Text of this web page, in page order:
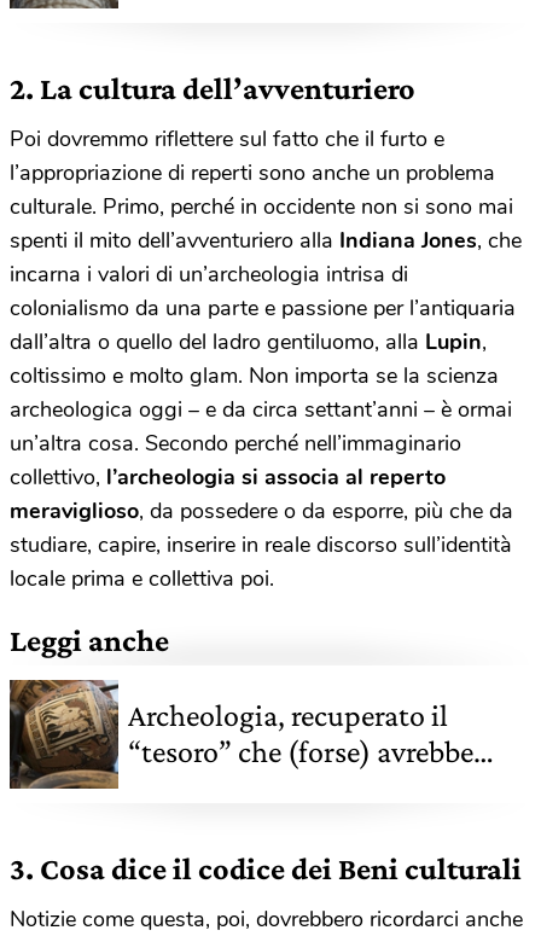
2. La cultura dell’avventuriero
Poi dovremmo riflettere sul fatto che il furto e
l’appropriazione di reperti sono anche un problema
culturale. Primo, perché in occidente non si sono mai
spenti il mito dell’avventuriero alla Indiana Jones, che
incarna i valori di un’archeologia intrisa di
colonialismo da una parte e passione per l’antiquaria
dall’altra o quello del ladro gentiluomo, alla Lupin,
coltissimo e molto glam. Non importa se la scienza
archeologica oggi – e da circa settant’anni – è ormai
un’altra cosa. Secondo perché nell’immaginario
collettivo, l’archeologia si associa al reperto
meraviglioso, da possedere o da esporre, più che da
studiare, capire, inserire in reale discorso sull’identità
locale prima e collettiva poi.
Leggi anche
Archeologia, recuperato il
“tesoro” che (forse) avrebbe
3. Cosa dice il codice dei Beni culturali
Notizie come questa, poi, dovrebbero ricordarci anche